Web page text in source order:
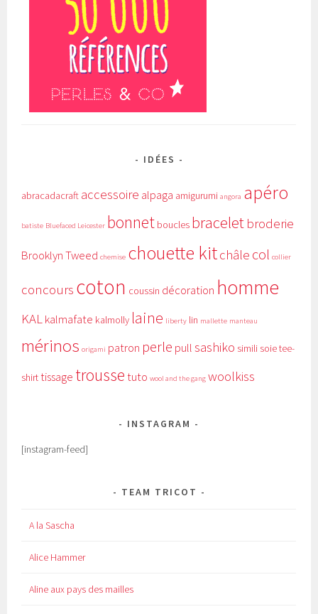
IDÉES
abracadacraft accessoire alpaga amigurumi angora apéro
batiste Bluefaced Leicester bonnet boucles bracelet broderie
Brooklyn Tweed chemise chouette kitchâle col collier
concours coton coussin décoration homme
KALkalmafate kalmolly laine liberty lin mallette manteau
mérinos origami patron perle pull sashiko simili soietee-
shirt tissage trousse tuto wool and the gang woolkiss
INSTAGRAM
[instagram-feed]
TEAM TRICOT
A la Sascha
Alice Hammer
Aline aux pays des mailles